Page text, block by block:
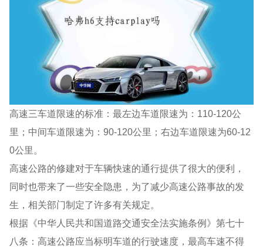
高速三车道限速的标准：最左边车道限速为：110-120公
里；中间车道限速为：90-120公里；右边车道限速为60-12
0公里。
高速公路的修建对于车辆快速的通行提供了很大的便利，
同时也带来了一些安全隐患，为了减少高速公路事故的发
生，相关部门制定了许多有关规定。
根据《中华人民共和国道路交通安全法实施条例》第七十
八条：高速公路应当标明车道的行驶速度，最高车速不得